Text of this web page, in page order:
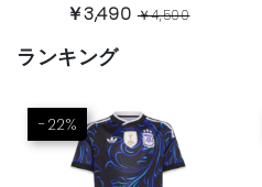
￥3,490￥4,500
ランキング
-22%